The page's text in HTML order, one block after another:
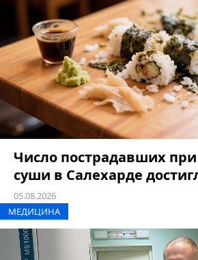
Число пострадавших
суши в Салехарде
05.08.2026
МЕДИЦИНА